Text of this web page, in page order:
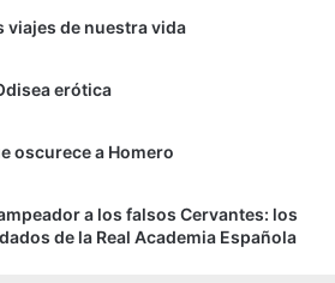
viajes de nuestra vida
erótica
oscurece a Homero
a los falsos Cervantes: los
de la Real Academia Española